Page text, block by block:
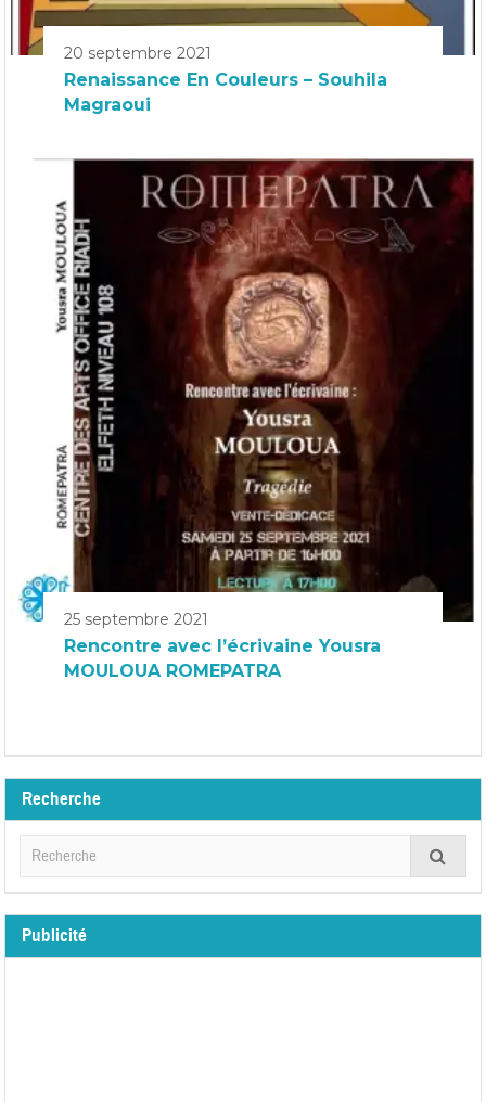
20 septembre 2021
Renaissance En Couleurs – Souhila
Magraoui
25 septembre 2021
Rencontre avec l’écrivaine Yousra
MOULOUA ROMEPATRA
Recherche
Publicité